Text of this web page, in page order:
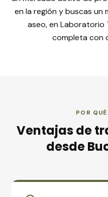
en la región y buscas
aseo, en Laboratorio
completa con
POR
Ventajas de
desde